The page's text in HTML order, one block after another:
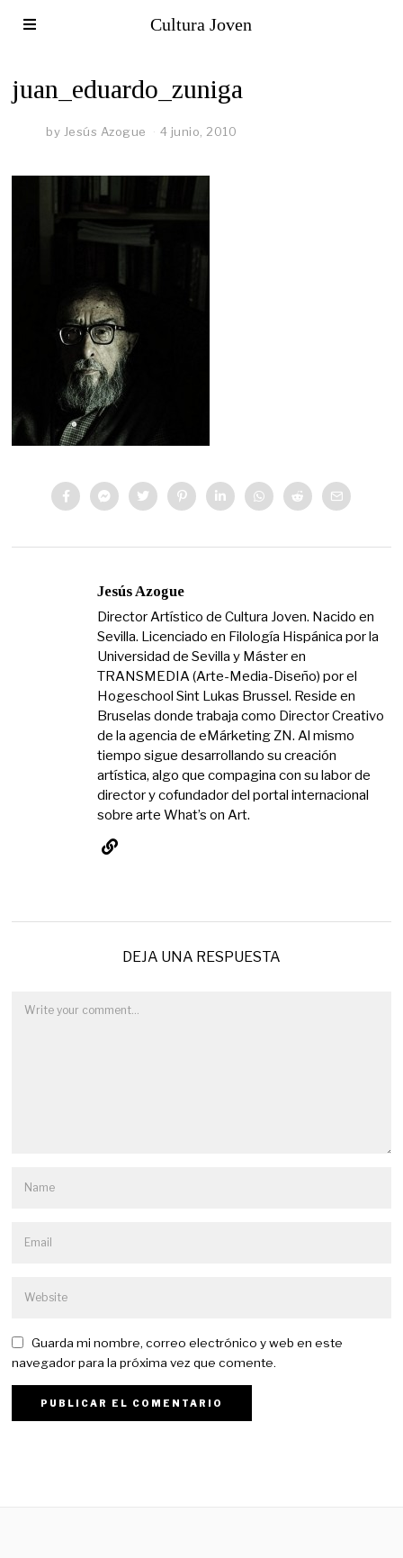
Cultura Joven
juan_eduardo_zuniga
by Jesús Azogue 4 junio, 2010
Jesús Azogue
Director Artístico de Cultura Joven. Nacido en
Sevilla. Licenciado en Filología Hispánica por la
Universidad de Sevilla y Máster en
TRANSMEDIA (Arte-Media-Diseño) por el
Hogeschool Sint Lukas Brussel. Reside en
Bruselas donde trabaja como Director Creativo
de la agencia de eMárketing ZN. Al mismo
tiempo sigue desarrollando su creación
artística, algo que compagina con su labor de
director y cofundador del portal internacional
sobre arte What’s on Art.
DEJA UNA RESPUESTA
Guarda mi nombre, correo electrónico y web en este
navegador para la próxima vez que comente.